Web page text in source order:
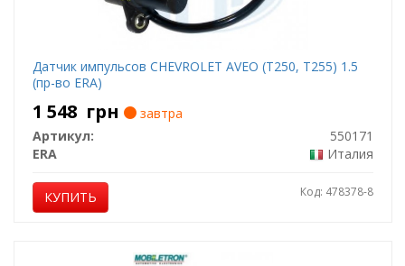
Датчик импульсов CHEVROLET AVEO (T250, T255) 1.5
(пр-во ERA)
1 548 грн
завтра
Артикул:
550171
ERA
Италия
КУПИТЬ Код: 478378-8